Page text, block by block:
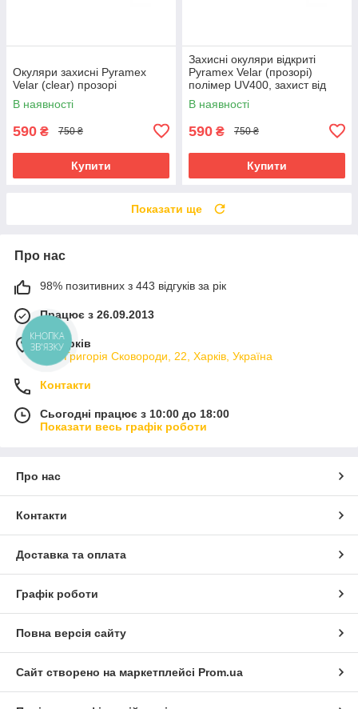
Окуляри захисні Pyramex
Velar (clear) прозорі
В наявності
590 ₴ 750 ₴
Купити
Захисні окуляри відкриті
Pyramex Velar (прозорі)
полімер UV400, захист від
подряпин
В наявності
590 ₴ 750 ₴
Купити
Показати ще
Про нас
98% позитивних з 443 відгуків за рік
Працює з 26.09.2013
м. Харків
вул. Григорія Сковороди, 22, Харків, Україна
Контакти
Сьогодні працює з 10:00 до 18:00
Показати весь графік роботи
Про нас
Контакти
Доставка та оплата
Графік роботи
Повна версія сайту
Сайт створено на маркетплейсі Prom.ua
КНОПКА
ЗВ'ЯЗКУ